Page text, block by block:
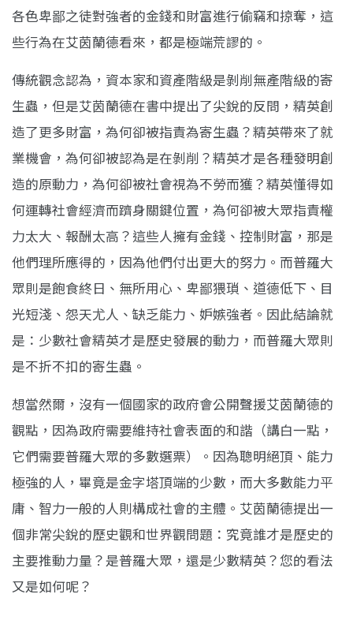
各色卑鄙之徒對強者的金錢和財富進行偷竊和掠奪，這
些行為在艾茵蘭德看來，都是極端荒謬的。
傳統觀念認為，資本家和資產階級是剝削無產階級的寄
生蟲，但是艾茵蘭德在書中提出了尖銳的反問，精英創
造了更多財富，為何卻被指責為寄生蟲？精英帶來了就
業機會，為何卻被認為是在剝削？精英才是各種發明創
造的原動力，為何卻被社會視為不勞而獲？精英懂得如
何運轉社會經濟而躋身關鍵位置，為何卻被大眾指責權
力太大、報酬太高？這些人擁有金錢、控制財富，那是
他們理所應得的，因為他們付出更大的努力。而普羅大
眾則是飽食終日、無所用心、卑鄙猥瑣、道德低下、目
光短淺、怨天尤人、缺乏能力、妒嫉強者。因此結論就
是：少數社會精英才是歷史發展的動力，而普羅大眾則
是不折不扣的寄生蟲。
想當然爾，沒有一個國家的政府會公開聲援艾茵蘭德的
觀點，因為政府需要維持社會表面的和諧（講白一點，
它們需要普羅大眾的多數選票）。因為聰明絕頂、能力
極強的人，畢竟是金字塔頂端的少數，而大多數能力平
庸、智力一般的人則構成社會的主體。艾茵蘭德提出一
個非常尖銳的歷史觀和世界觀問題：究竟誰才是歷史的
主要推動力量？是普羅大眾，還是少數精英？您的看法
又是如何呢？